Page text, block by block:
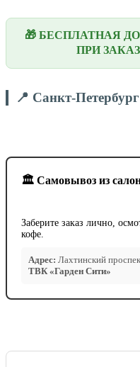
🎁 БЕСПЛАТНАЯ
ПРИ
📍 Санкт-Петербург
🏛️ Самовывоз из
Заберите заказ лично,
кофе.
Адрес: Лахтинский
ТВК «Гарден Сити»